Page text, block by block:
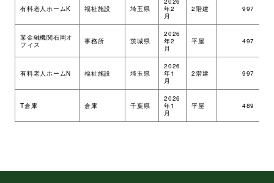
モッケン便り
イベントレポート一覧
有料老人ホームK 福祉施設 埼玉県
年2
月
2階建 997
某金融機関石岡オ
フィス
事務所 茨城県
2026
年2
月
平屋 497
有料老人ホームN 福祉施設 埼玉県
2026
年1
月
2階建 997
T倉庫 倉庫 千葉県
2026
年1
月
平屋 489